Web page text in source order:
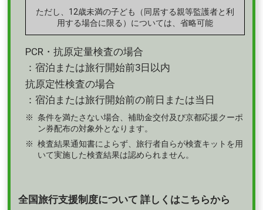
ただし、12歳未満の子ども（同居する親等監護者と利
用する場合に限る）については、省略可能
PCR・抗原定量検査の場合
：宿泊または旅行開始前3日以内
抗原定性検査の場合
：宿泊または旅行開始前の前日または当日
条件を満たさない場合、補助金交付及び京都応援クーポ
ン券配布の対象外となります。
検査結果通知書によらず、旅行者自らが検査キットを用
いて実施した検査結果は認められません。
全国旅行支援制度について 詳しくはこちらから